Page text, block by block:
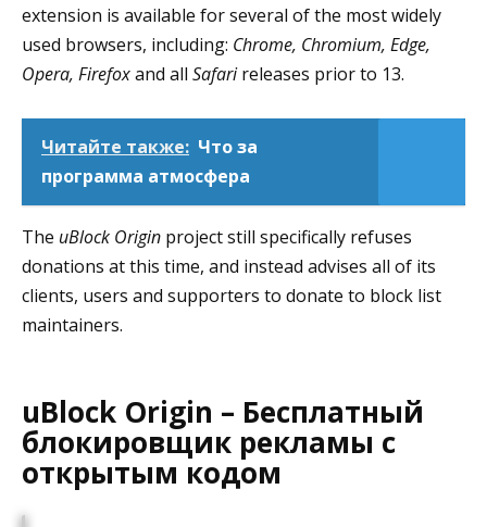
extension is available for several of the most widely
used browsers, including: Chrome, Chromium, Edge,
Opera, Firefoxand all Safarireleases prior to 13.
Читайте также: Что за
программа атмосфера
The uBlock Origin project still specifically refuses
donations at this time, and instead advises all of its
clients, users and supporters to donate to block list
maintainers.
uBlock Origin – Бесплатный
блокировщик рекламы с
открытым кодом